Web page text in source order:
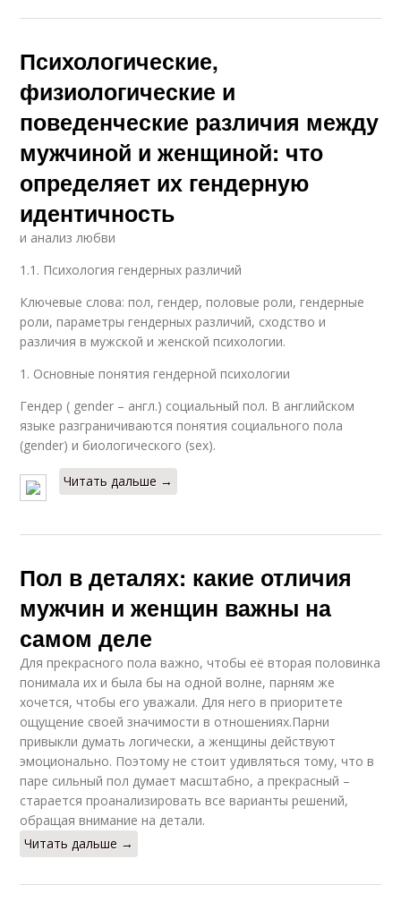
Психологические,
физиологические и
поведенческие различия между
мужчиной и женщиной: что
определяет их гендерную
идентичность
и анализ любви
1.1. Психология гендерных различий
Ключевые слова: пол, гендер, половые роли, гендерные
роли, параметры гендерных различий, сходство и
различия в мужской и женской психологии.
1. Основные понятия гендерной психологии
Гендер ( gender – англ.) социальный пол. В английском
языке разграничиваются понятия социального пола
(gender) и биологического (sex).
Читать дальше →
Пол в деталях: какие отличия
мужчин и женщин важны на
самом деле
Для прекрасного пола важно, чтобы её вторая половинка
понимала их и была бы на одной волне, парням же
хочется, чтобы его уважали. Для него в приоритете
ощущение своей значимости в отношениях.Парни
привыкли думать логически, а женщины действуют
эмоционально. Поэтому не стоит удивляться тому, что в
паре сильный пол думает масштабно, а прекрасный –
старается проанализировать все варианты решений,
обращая внимание на детали.
Читать дальше →